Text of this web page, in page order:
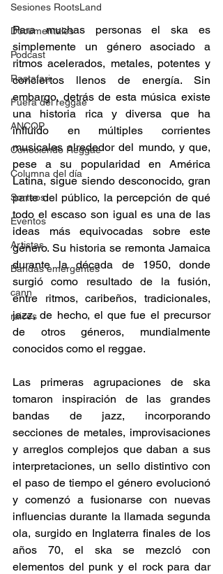
Sesiones RootsLand
Documentales
Podcast
Rastafari
Fuera del reggae
ANCOP
Conociendo Reggae
Columna del día
Sorteos
Eventos
Artistas
Bandas emergentes
cann
raices
Para muchas personas el ska es
simplemente un género asociado a
ritmos acelerados, metales, potentes y
conciertos llenos de energía. Sin
embargo, detrás de esta música existe
una historia rica y diversa que ha
influido en múltiples corrientes
musicales alrededor del mundo, y que,
pese a su popularidad en América
Latina, sigue siendo desconocido, gran
parte del público, la percepción de qué
todo el escaso son igual es una de las
ideas más equivocadas sobre este
género. Su historia se remonta Jamaica
durante la década de 1950, donde
surgió como resultado de la fusión,
entre ritmos, caribeños, tradicionales,
jazz, de hecho, el que fue el precursor
de otros géneros, mundialmente
conocidos como el reggae.
Las primeras agrupaciones de ska
tomaron inspiración de las grandes
bandas de jazz, incorporando
secciones de metales, improvisaciones
y arreglos complejos que daban a sus
interpretaciones, un sello distintivo con
el paso de tiempo el género evolucionó
y comenzó a fusionarse con nuevas
influencias durante la llamada segunda
ola, surgido en Inglaterra finales de los
años 70, el ska se mezcló con
elementos del punk y el rock para dar